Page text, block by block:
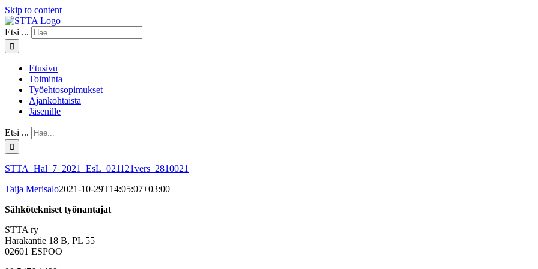
Skip to content
Etsi ...
Etusivu
Toiminta
Työehtosopimukset
Ajankohtaista
Jäsenille
Etsi ...
STTA_Hal_7_2021_EsL_021121vers_2810021
Taija Merisalo2021-10-29T14:05:07+03:00
Sähkötekniset työnantajat
STTA ry
Harakantie 18 B, PL 55
02601 ESPOO